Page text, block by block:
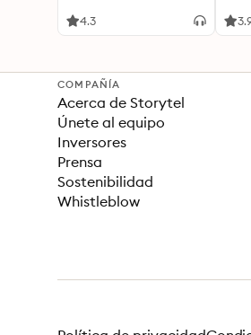
una Vida Mejor
4.3
COMPAÑÍA
Acerca de Storytel
Únete al equipo
Inversores
Prensa
Sostenibilidad
Whistleblow